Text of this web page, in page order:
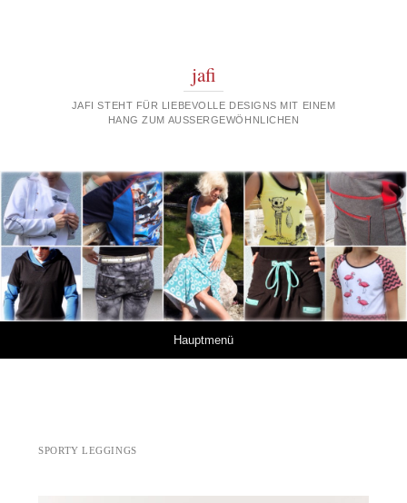
jafi
JAFI STEHT FÜR LIEBEVOLLE DESIGNS MIT EINEM
HANG ZUM AUSSERGEWÖHNLICHEN
Hauptmenü
SPORTY LEGGINGS